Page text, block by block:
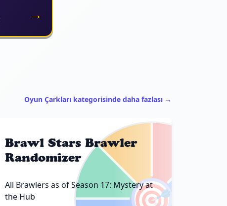
→
Oyun Çarkları kategorisinde daha fazlası →
Brawl Stars Brawler
Randomizer
All Brawlers as of Season 17: Mystery at
the Hub